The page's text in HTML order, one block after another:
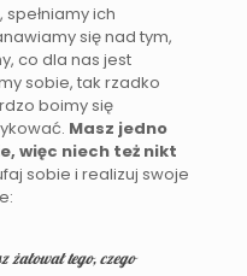
spełniamy ich
się nad tym,
co dla nas jest
sobie, tak rzadko
boimy się
Masz jedno
więc niech też nikt
sobie i realizuj swoje
żałował tego,czego